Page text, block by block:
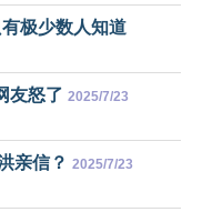
极少数人知道
友怒了 2025/7/23
亲信？ 2025/7/23